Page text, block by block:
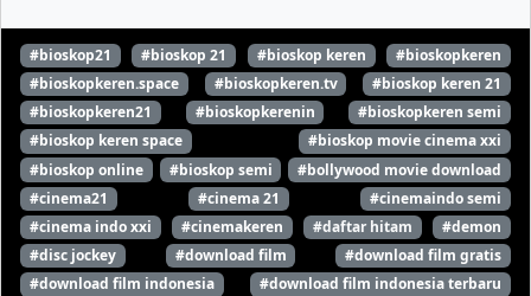
#bioskop21 #bioskop 21 #bioskop keren
#bioskopkeren
#bioskopkeren.space
#bioskopkeren.tv
#bioskop keren 21
#bioskopkeren21
#bioskopkerenin
#bioskopkeren semi
#bioskop keren space
#bioskop movie cinema xxi
#bioskop online
#bioskop semi
#bollywood movie download
#cinema21
#cinema 21
#cinemaindo semi
#cinema indo xxi
#cinemakeren #daftar hitam
#demon
#disc jockey
#download film
#download film gratis
#download film indonesia
#download film indonesia terbaru